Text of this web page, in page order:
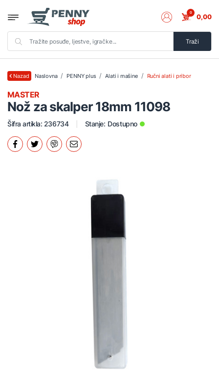
Traži
0 0,00
Nazad Naslovna PENNY plus Alati i mašine Ručni alati i pribor
Nož za skalper 18mm 11098
MASTER
Šifra artikla: 236734 Stanje: Dostupno